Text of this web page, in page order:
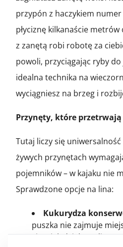
przypón z haczykiem numer
płyciznę kilkanaście
z zanętą robi robotę za
powoli, przyciągając ryby
idealna technika na
wyciągniesz na brzeg i
Przynęty, które
Tutaj liczy się
żywych przynętach
pojemników – w kajaku nie
Sprawdzone opcje na lina:
Kukurydza
puszka nie zajmuje
ziarniak działa na lina